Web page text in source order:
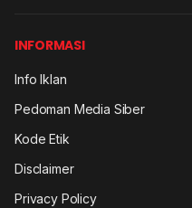
INFORMASI
Info Iklan
Pedoman Media Siber
Kode Etik
Disclaimer
Privacy Policy